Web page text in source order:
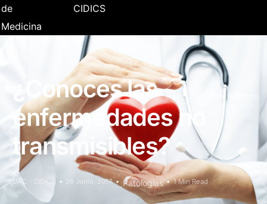
de
Medicina
CIDICS
¿Conoces las
enfermedades no
transmisibles?
UAC - CIDICS 26 Junio, 2017 Patologías 1 Min Read